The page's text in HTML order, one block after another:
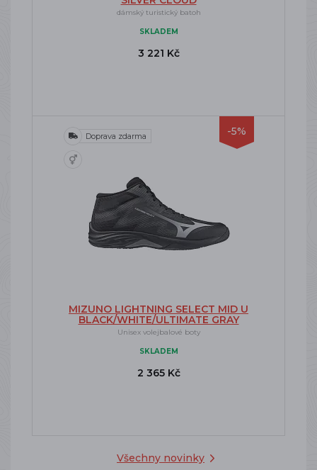
Všechny novinky
dámský turistický batoh
SKLADEM
3 221 Kč
-5%
Doprava zdarma
MIZUNO LIGHTNING SELECT MID U
BLACK/WHITE/ULTIMATE GRAY
Unisex volejbalové boty
SKLADEM
2 365 Kč